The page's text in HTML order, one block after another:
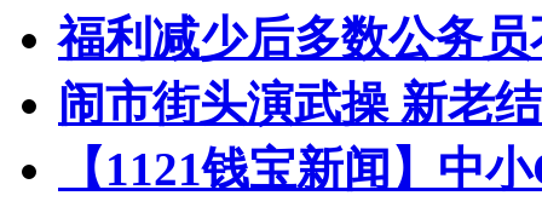
福利减少后多数公务
闹市街头演武操 新老
【1121钱宝新闻】中